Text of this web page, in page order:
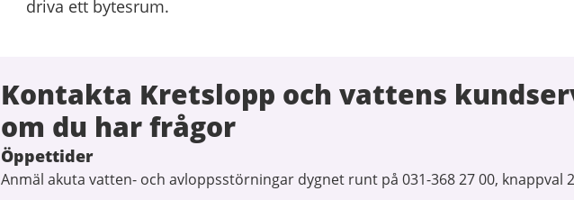
driva ett bytesrum.
Kontakta Kretslopp och vattens
om du har frågor
Öppettider
Anmäl akuta vatten- och avloppsstörningar dygnet runt på 031-368 27 00, knappval